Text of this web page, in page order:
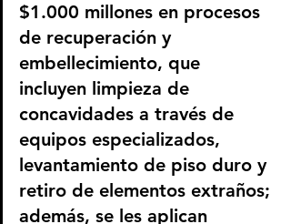
$1.000 millones en procesos
de recuperación y
embellecimiento, que
incluyen limpieza de
concavidades a través de
equipos especializados,
levantamiento de piso duro y
retiro de elementos extraños;
además, se les aplican